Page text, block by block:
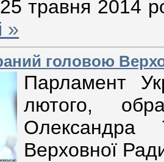
травня 2014
»
головою
Парламент
лютого,
Олександра
Верховної